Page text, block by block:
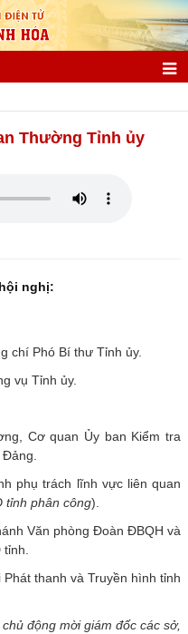
Thường Tỉnh ủy
nghị:
chí Phó Bí thư Tỉnh ủy.
vụ Tỉnh ủy.
Cơ quan Ủy ban Kiểm tra
phụ trách lĩnh vực liên quan
tỉnh phân công).
Văn phòng Đoàn ĐBQH và
thanh và Truyền hình tỉnh
động mời giám đốc các sở,